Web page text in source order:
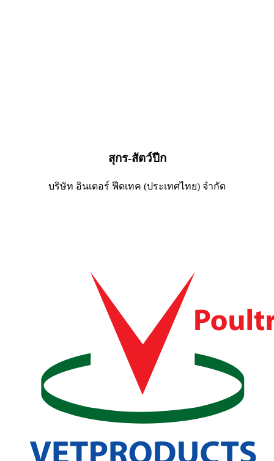
สุกร-สัตว์ปีก
บริษัท อินเตอร์ ฟีดเทค (ประเทศไทย) จำกัด